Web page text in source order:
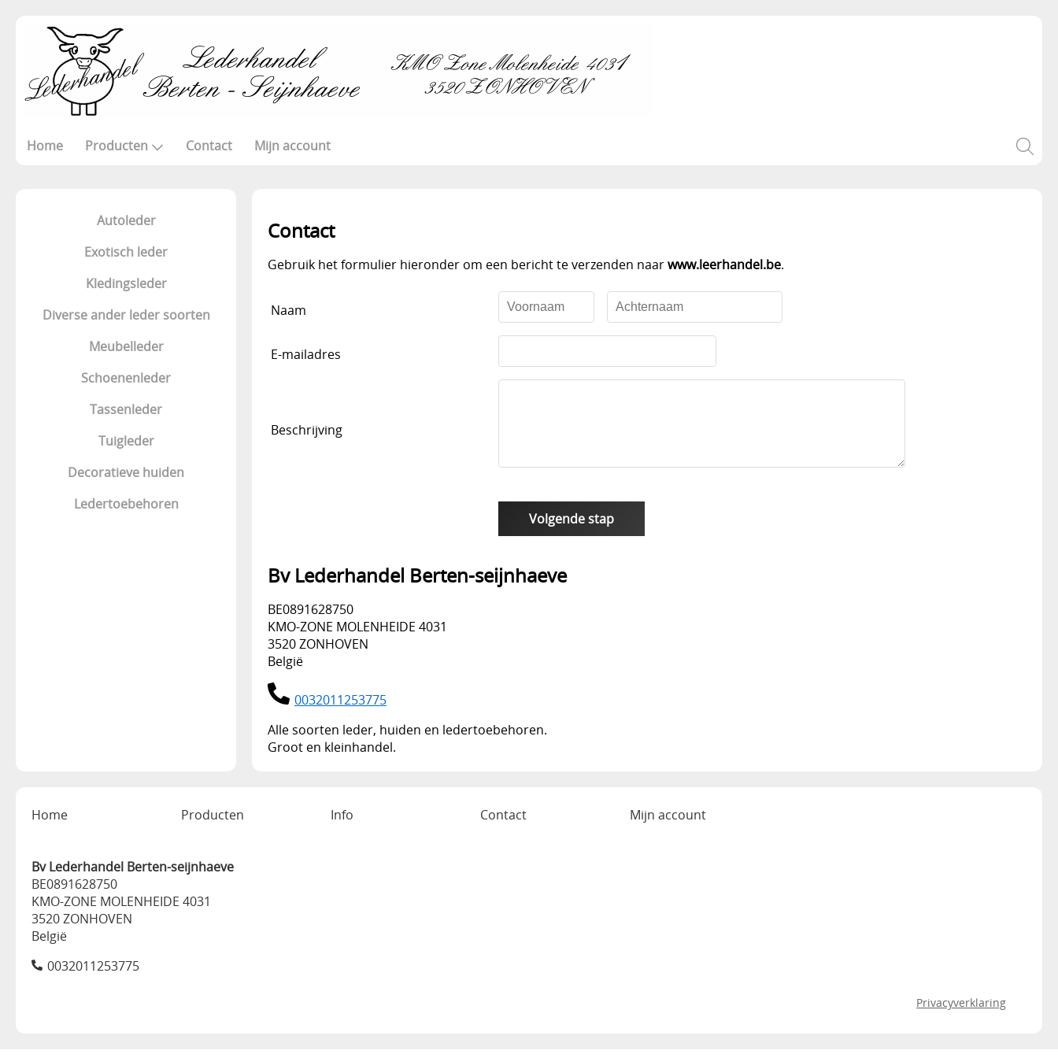
Home Producten Contact Mijn account
Autoleder
Exotisch leder
Kledingsleder
Diverse ander leder soorten
Meubelleder
Schoenenleder
Tassenleder
Tuigleder
Decoratieve huiden
Ledertoebehoren
Contact
Gebruik het formulier hieronder om een bericht te verzenden naarwww.leerhandel.be.
Naam
E-mailadres
Beschrijving
Bv Lederhandel Berten-seijnhaeve
BE0891628750
KMO-ZONE MOLENHEIDE 4031
3520 ZONHOVEN
België
0032011253775
Alle soorten leder, huiden en ledertoebehoren.
Groot en kleinhandel.
Home Producten Info Contact Mijn account
Bv Lederhandel Berten-seijnhaeve
BE0891628750
KMO-ZONE MOLENHEIDE 4031
3520 ZONHOVEN
België
0032011253775
Privacyverklaring